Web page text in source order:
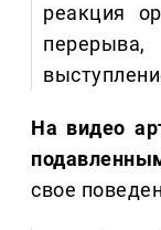
реакция
На видео
свое